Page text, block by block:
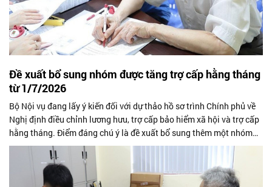
Đề xuất bổ sung nhóm được tăng trợ cấp hằng tháng
từ 1/7/2026
Bộ Nội vụ đang lấy ý kiến đối với dự thảo hồ sơ trình Chính phủ về
Nghị định điều chỉnh lương hưu, trợ cấp bảo hiểm xã hội và trợ cấp
hằng tháng. Điểm đáng chú ý là đề xuất bổ sung thêm một nhóm
đối tượng...